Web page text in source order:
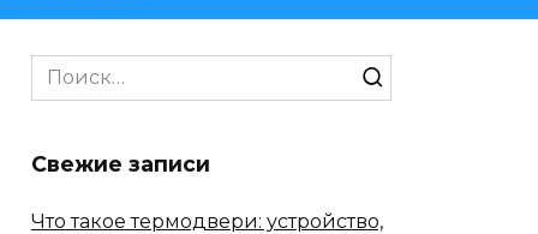
Search
for:
Свежие записи
Что такое термодвери: устройство,